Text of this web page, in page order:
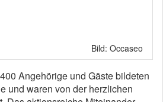
Bild: Occaseo
Angehörige und Gäste bildeten
und waren von der herzlichen